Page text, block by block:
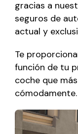
gracias a
seguros de
actual y
Te
función de tu
coche que
cómodamente.